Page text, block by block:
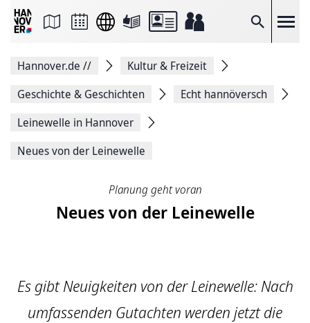
Suche
Seite
Facebook
teilen
Seitenlink
Seite
Hannover.de //
Kultur & Freizeit
Geschichte & Geschichten
Echt hannöversch
Leinewelle in Hannover
Neues von der Leinewelle
Planung geht voran
Neues von der Leinewelle
Es gibt Neuigkeiten von der Leinewelle: Nach
umfassenden Gutachten werden jetzt die